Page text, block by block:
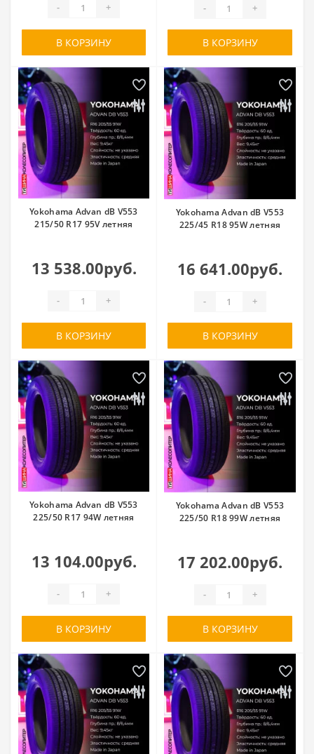
- +
В КОРЗИНУ
- +
В КОРЗИНУ
Yokohama Advan dB V553
215/50 R17 95V летняя
13 538.00руб.
- +
В КОРЗИНУ
Yokohama Advan dB V553
225/45 R18 95W летняя
16 641.00руб.
- +
В КОРЗИНУ
Yokohama Advan dB V553
225/50 R17 94W летняя
13 104.00руб.
- +
В КОРЗИНУ
Yokohama Advan dB V553
225/50 R18 99W летняя
17 202.00руб.
- +
В КОРЗИНУ